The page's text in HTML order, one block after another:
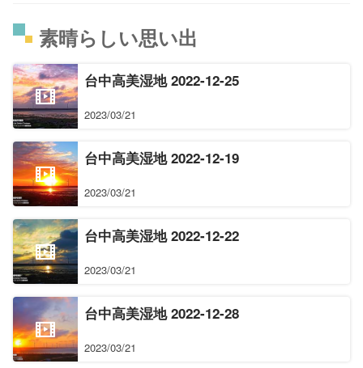
素晴らしい思い出
台中高美湿地 2022-12-25
2023/03/21
台中高美湿地 2022-12-19
2023/03/21
台中高美湿地 2022-12-22
2023/03/21
台中高美湿地 2022-12-28
2023/03/21